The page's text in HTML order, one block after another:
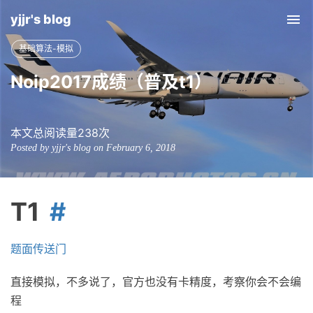
yjjr's blog
基础算法-模拟
Noip2017成绩（普及t1）
本文总阅读量238次
Posted by yjjr's blog on February 6, 2018
T1
题面传送门
直接模拟，不多说了，官方也没有卡精度，考察你会不会编
程